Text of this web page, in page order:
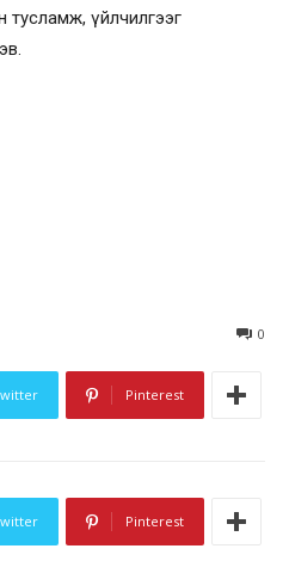
тусламж, үйлчилгээг
0
Pinterest
Pinterest